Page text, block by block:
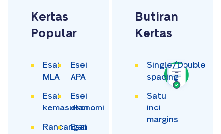
Kertas
Popular
Esai
MLA
Esei
APA
Esai
kemasukan
Esei
ekonomi
Rancangan
Esai
Butiran
Kertas
Single/Double
spacing
Satu
inci
margins